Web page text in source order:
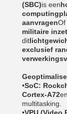
(SBC)is een
aanvragenOf
militaire
dit
exclusief
•SoC:
Cortex-A72en
multitasking.